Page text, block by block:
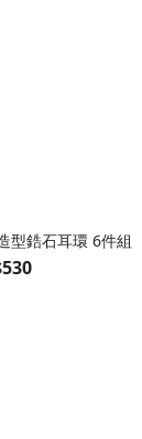
型鋯石耳環 6件組